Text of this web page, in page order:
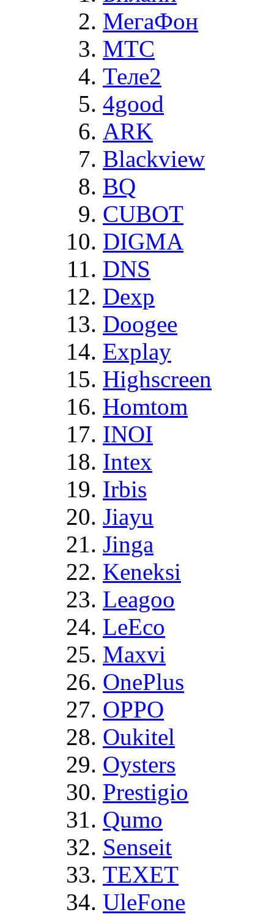
МегаФон
MTC
Теле2
4good
ARK
Blackview
BQ
CUBOT
DIGMA
DNS
Dexp
Doogee
Explay
Highscreen
Homtom
INOI
Intex
Irbis
Jiayu
Jinga
Keneksi
Leagoo
LeEco
Maxvi
OnePlus
OPPO
Oukitel
Oysters
Prestigio
Qumo
Senseit
TEXET
UleFone